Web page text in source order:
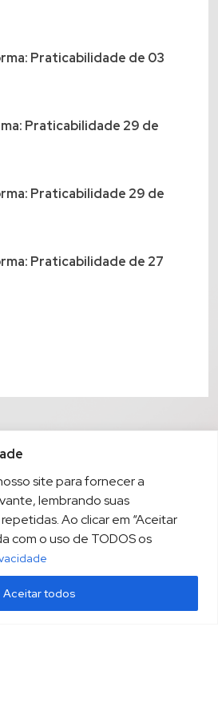
site para fornecer a
lembrando suas
Ao clicar em “Aceitar
com o uso de TODOS os
Aceitar todos
Praticabilidade de 03
Praticabilidade 29 de
Praticabilidade 29 de
Praticabilidade de 27